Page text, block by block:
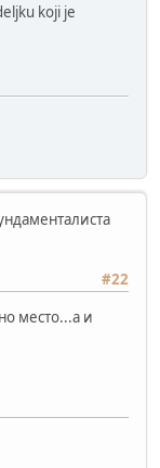
koji je
#22
место...а и